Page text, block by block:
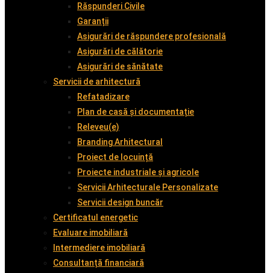
Răspunderi Civile
Garanții
Asigurări de răspundere profesională
Asigurări de călătorie
Asigurări de sănătate
Servicii de arhitectură
Refatadizare
Plan de casă și documentație
Releveu(e)
Branding Arhitectural
Proiect de locuință
Proiecte industriale și agricole
Servicii Arhitecturale Personalizate
Servicii design buncăr
Certificatul energetic
Evaluare imobiliară
Intermediere imobiliară
Consultanță financiară